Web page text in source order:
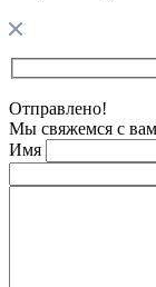
Отправлено!
Мы свяжемся с
Имя